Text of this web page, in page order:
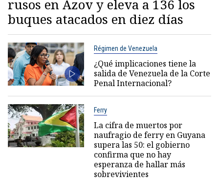
rusos en Azov y eleva a 136 los
buques atacados en diez días
Régimen de Venezuela
¿Qué implicaciones tiene la
salida de Venezuela de la Corte
Penal Internacional?
Ferry
La cifra de muertos por
naufragio de ferry en Guyana
supera las 50: el gobierno
confirma que no hay
esperanza de hallar más
sobrevivientes